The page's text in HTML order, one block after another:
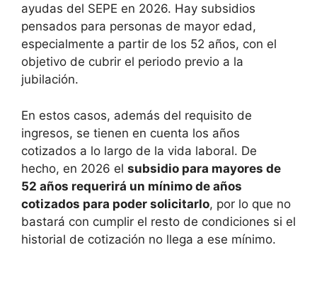
ayudas del SEPE en 2026. Hay subsidios
pensados para personas de mayor edad,
especialmente a partir de los 52 años, con el
objetivo de cubrir el periodo previo a la
jubilación.
En estos casos, además del requisito de
ingresos, se tienen en cuenta los años
cotizados a lo largo de la vida laboral. De
hecho, en 2026 el subsidio para mayores de
52 años requerirá un mínimo de años
cotizados para poder solicitarlo, por lo que no
bastará con cumplir el resto de condiciones si el
historial de cotización no llega a ese mínimo.